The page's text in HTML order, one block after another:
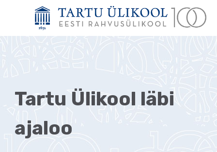
Tartu Ülikool läbi
ajaloo